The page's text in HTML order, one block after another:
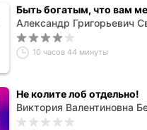
Быть богатым, что вам
Александр Григорьевич
10 часов 44 минуты
Не колите лоб отдельно!
Виктория Валентиновна